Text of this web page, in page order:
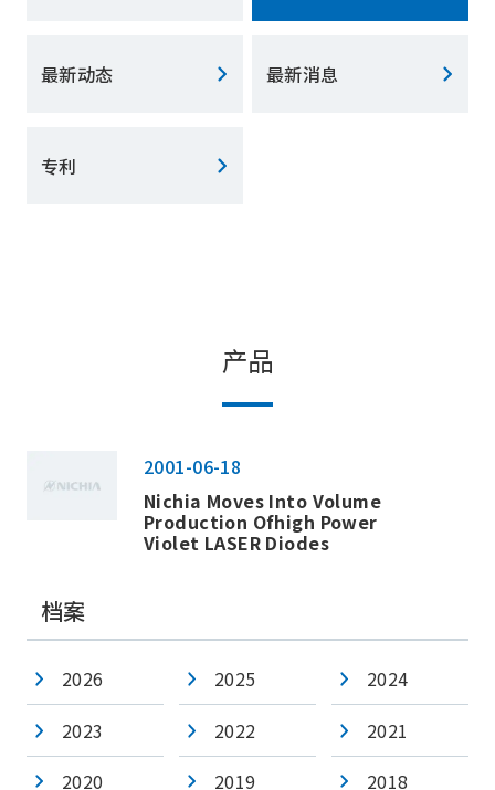
最新动态 最新消息
专利
产品
2001-06-18
Nichia Moves Into Volume
Production Ofhigh Power
Violet LASER Diodes
档案
2026 2025
2024
2023
2022
2021
2020
2019
2018